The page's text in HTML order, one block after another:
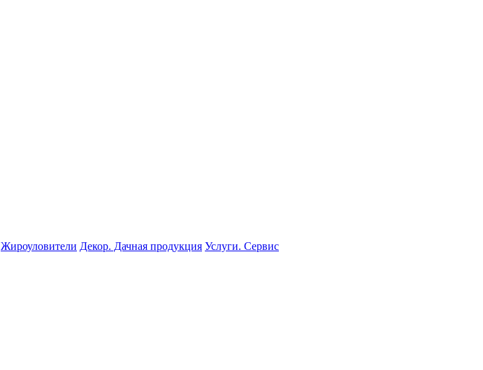
Жироуловители Декор. Дачная продукция Услуги. Сервис